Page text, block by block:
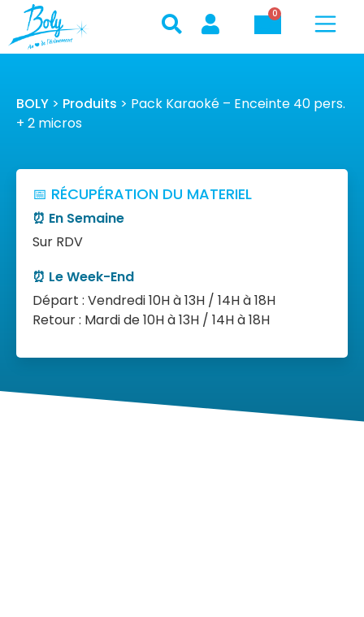
0
BOLY > Produits > Pack Karaoké – Enceinte 40 pers.
+ 2 micros
📅 RÉCUPÉRATION DU MATERIEL
⏰ En Semaine
Sur RDV
⏰ Le Week-End
Départ : Vendredi 10H à 13H / 14H à 18H
Retour : Mardi de 10H à 13H / 14H à 18H